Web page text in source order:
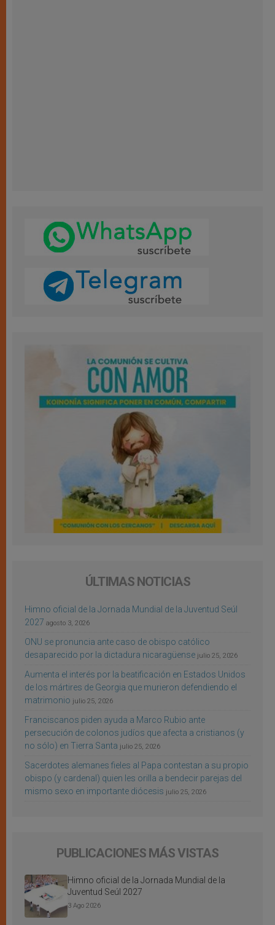
ÚLTIMAS NOTICIAS
Himno oficial de la Jornada Mundial de la Juventud Seúl
2027 agosto 3, 2026
ONU se pronuncia ante caso de obispo católico
desaparecido por la dictadura nicaragüense julio 25, 2026
Aumenta el interés por la beatificación en Estados Unidos
de los mártires de Georgia que murieron defendiendo el
matrimonio julio 25, 2026
Franciscanos piden ayuda a Marco Rubio ante
persecución de colonos judíos que afecta a cristianos (y
no sólo) en Tierra Santa julio 25, 2026
Sacerdotes alemanes fieles al Papa contestan a su propio
obispo (y cardenal) quien les orilla a bendecir parejas del
mismo sexo en importante diócesis julio 25, 2026
PUBLICACIONES MÁS VISTAS
Himno oficial de la Jornada Mundial de la
Juventud Seúl 2027
3 Ago 2026